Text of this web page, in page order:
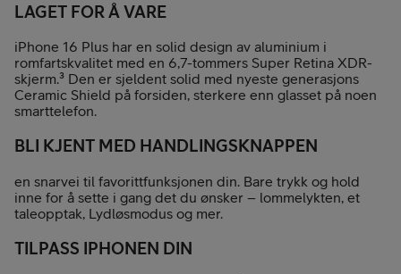
LAGET FOR Å VARE
iPhone 16 Plus har en solid design av aluminium i
romfartskvalitet med en 6,7-tommers Super Retina XDR-
skjerm.³ Den er sjeldent solid med nyeste generasjons
Ceramic Shield på forsiden, sterkere enn glasset på noen
smarttelefon.
BLI KJENT MED HANDLINGSKNAPPEN
en snarvei til favorittfunksjonen din. Bare trykk og hold
inne for å sette i gang det du ønsker – lommelykten, et
taleopptak, Lydløsmodus og mer.
TILPASS IPHONEN DIN